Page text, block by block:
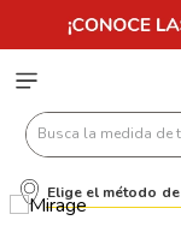
Busca la medida
Elige el método